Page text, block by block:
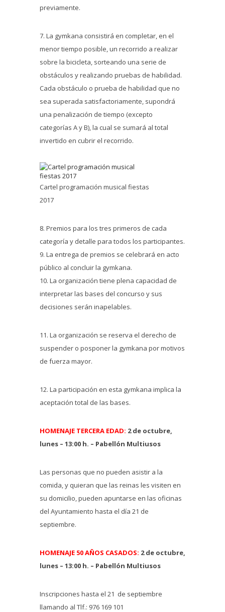
previamente.
7. La gymkana consistirá en completar, en el
menor tiempo posible, un recorrido a realizar
sobre la bicicleta, sorteando una serie de
obstáculos y realizando pruebas de habilidad.
Cada obstáculo o prueba de habilidad que no
sea superada satisfactoriamente, supondrá
una penalización de tiempo (excepto
categorías A y B), la cual se sumará al total
invertido en cubrir el recorrido.
Cartel programación musical fiestas
2017
8. Premios para los tres primeros de cada
categoría y detalle para todos los participantes.
9. La entrega de premios se celebrará en acto
público al concluir la gymkana.
10. La organización tiene plena capacidad de
interpretar las bases del concurso y sus
decisiones serán inapelables.
11. La organización se reserva el derecho de
suspender o posponer la gymkana por motivos
de fuerza mayor.
12. La participación en esta gymkana implica la
aceptación total de las bases.
HOMENAJE TERCERA EDAD: 2 de octubre,
lunes – 13:00 h. – Pabellón Multiusos
Las personas que no pueden asistir a la
comida, y quieran que las reinas les visiten en
su domicilio, pueden apuntarse en las oficinas
del Ayuntamiento hasta el día 21 de
septiembre.
HOMENAJE 50 AÑOS CASADOS: 2 de octubre,
lunes – 13:00 h. – Pabellón Multiusos
Inscripciones hasta el 21 de septiembre
llamando al Tlf.: 976 169 101